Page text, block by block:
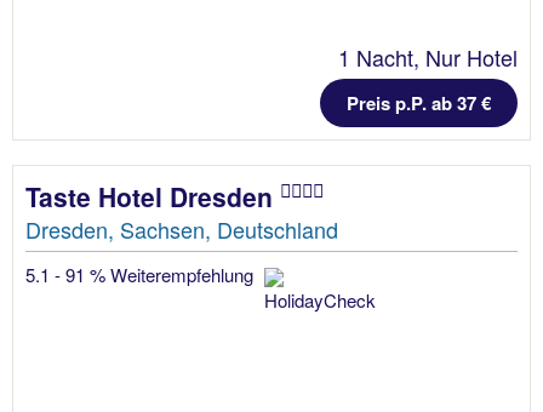
1 Nacht, Nur Hotel
Preis p.P. ab 37 €
Taste Hotel Dresden
Dresden, Sachsen, Deutschland
5.1 - 91 % Weiterempfehlung